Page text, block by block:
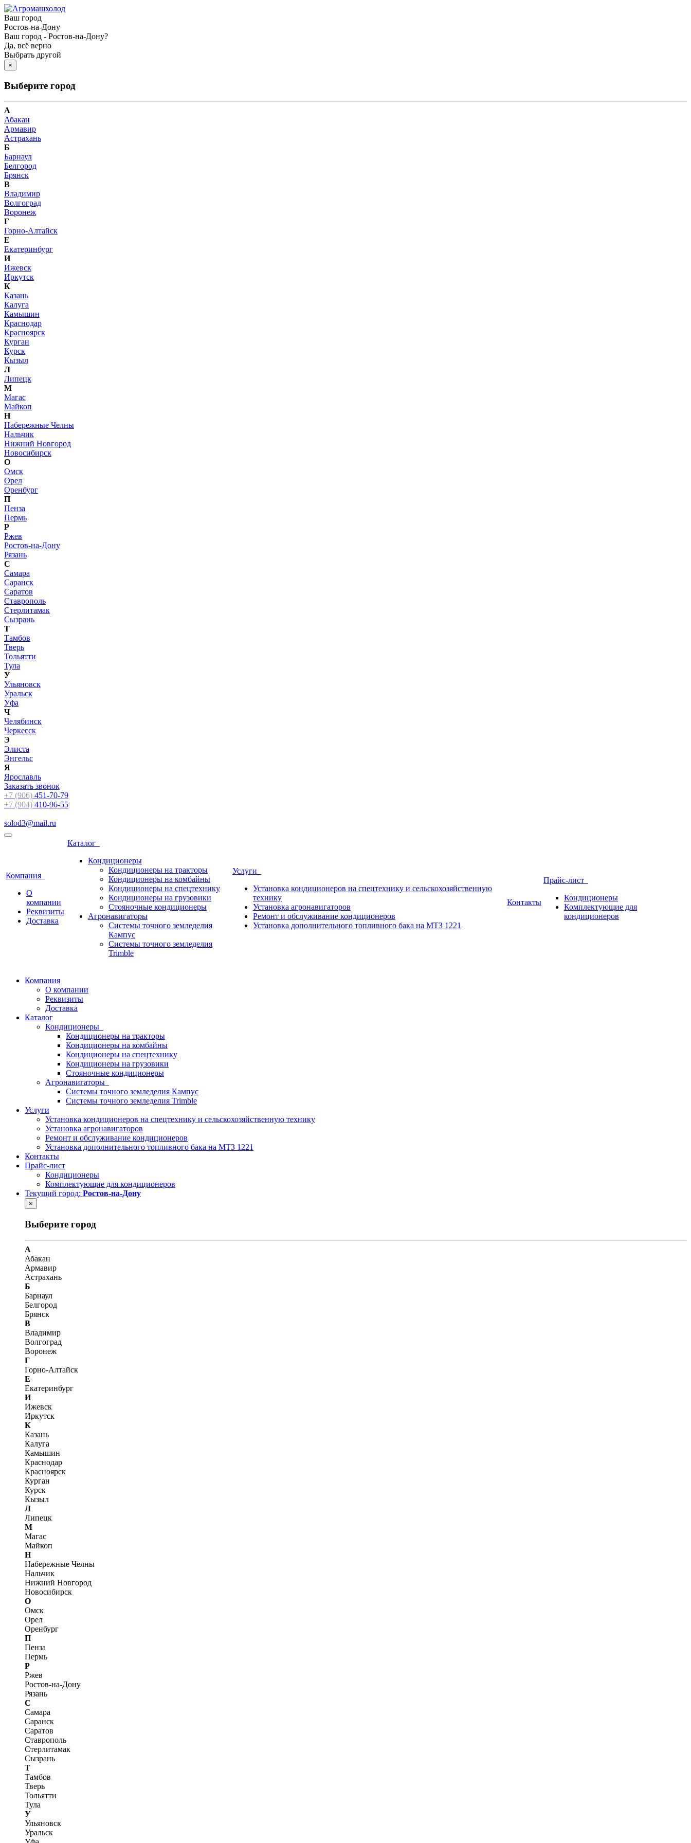
Ваш город
Ростов-на-Дону
Ваш город - Ростов-на-Дону?
Да, всё верно
Выбрать другой
×
Выберите город
А
Абакан
Армавир
Астрахань
Б
Барнаул
Белгород
Брянск
В
Владимир
Волгоград
Воронеж
Г
Горно-Алтайск
Е
Екатеринбург
И
Ижевск
Иркутск
К
Казань
Калуга
Камышин
Краснодар
Красноярск
Курган
Курск
Кызыл
Л
Липецк
М
Магас
Майкоп
Н
Набережные Челны
Нальчик
Нижний Новгород
Новосибирск
О
Омск
Орел
Оренбург
П
Пенза
Пермь
Р
Ржев
Ростов-на-Дону
Рязань
С
Самара
Саранск
Саратов
Ставрополь
Стерлитамак
Сызрань
Т
Тамбов
Тверь
Тольятти
Тула
У
Ульяновск
Уральск
Уфа
Ч
Челябинск
Черкесск
Э
Элиста
Энгельс
Я
Ярославль
Заказать звонок
+7 (906) 451-70-79
+7 (904) 410-96-55
solod3@mail.ru
Компания
О
компании
Реквизиты
Доставка
Каталог
Кондиционеры
Кондиционеры на тракторы
Кондиционеры на комбайны
Кондиционеры на спецтехнику
Кондиционеры на грузовики
Стояночные кондиционеры
Агронавигаторы
Системы точного земледелия
Кампус
Системы точного земледелия
Trimble
Услуги
Установка кондиционеров на спецтехнику и сельскохозяйственную
технику
Установка aгронавигаторов
Ремонт и обслуживание кондиционеров
Установка дополнительного топливного бака на МТЗ 1221
Контакты
Прайс-лист
Кондиционеры
Комплектующие для
кондиционеров
Компания
О компании
Реквизиты
Доставка
Каталог
Кондиционеры
Кондиционеры на тракторы
Кондиционеры на комбайны
Кондиционеры на спецтехнику
Кондиционеры на грузовики
Стояночные кондиционеры
Агронавигаторы
Системы точного земледелия Кампус
Системы точного земледелия Trimble
Услуги
Установка кондиционеров на спецтехнику и сельскохозяйственную технику
Установка aгронавигаторов
Ремонт и обслуживание кондиционеров
Установка дополнительного топливного бака на МТЗ 1221
Контакты
Прайс-лист
Кондиционеры
Комплектующие для кондиционеров
Текущий город: Ростов-на-Дону
×
Выберите город
А
Абакан
Армавир
Астрахань
Б
Барнаул
Белгород
Брянск
В
Владимир
Волгоград
Воронеж
Г
Горно-Алтайск
Е
Екатеринбург
И
Ижевск
Иркутск
К
Казань
Калуга
Камышин
Краснодар
Красноярск
Курган
Курск
Кызыл
Л
Липецк
М
Магас
Майкоп
Н
Набережные Челны
Нальчик
Нижний Новгород
Новосибирск
О
Омск
Орел
Оренбург
П
Пенза
Пермь
Р
Ржев
Ростов-на-Дону
Рязань
С
Самара
Саранск
Саратов
Ставрополь
Стерлитамак
Сызрань
Т
Тамбов
Тверь
Тольятти
Тула
У
Ульяновск
Уральск